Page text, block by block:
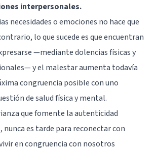
interpersonales.
necesidades o emociones no hace que
lo que sucede es que encuentran
—mediante dolencias físicas y
y el malestar aumenta todavía
congruencia posible con uno
de salud física y mental.
que fomente la autenticidad
es tarde para reconectar con
en congruencia con nosotros